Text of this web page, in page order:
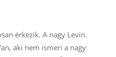
érkezik. A nagy Levin.
aki nem ismeri a nagy